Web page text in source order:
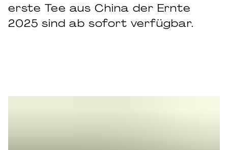
erste Tee aus China der Ernte
2025 sind ab sofort verfügbar.